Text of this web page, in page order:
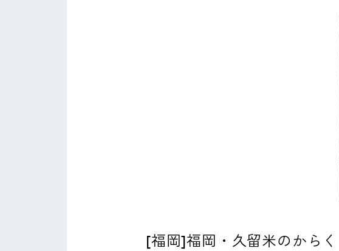
[福岡]福岡・久留米のから